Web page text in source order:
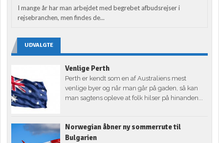
I mange år har man arbejdet med begrebet afbudsrejser i
rejsebranchen, men findes de...
UDVALGTE
Venlige Perth
Perth er kendt som en af Australiens mest
venlige byer og når man går på gaden, så kan
man sagtens opleve at folk hilser på hinanden...
Norwegian åbner ny sommerrute til
Bulgarien